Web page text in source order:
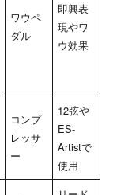
ワウペ
ダル
即興表
現やワ
ウ効果
コンプ
レッサ
ー
12弦や
ES-
Artistで
使用